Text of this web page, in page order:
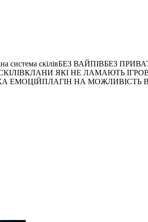
система скілівБЕЗ
ЯКІ НЕ ЛАМАЮТЬ ІГРОВИЙ
НА МОЖЛИВІСТЬ